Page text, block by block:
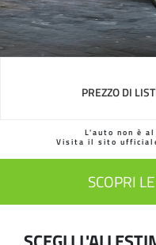
PREZZO DI
L'auto non è
Visita il sito
SCOPRI